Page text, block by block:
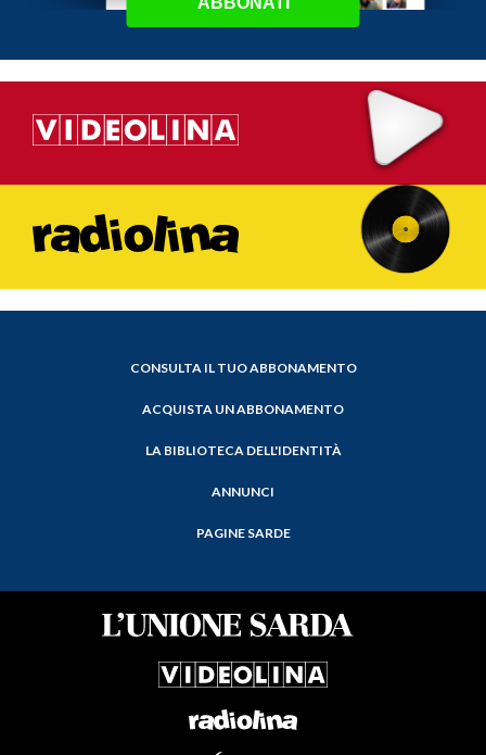
CONSULTA IL TUO ABBONAMENTO
ACQUISTA UN ABBONAMENTO
LA BIBLIOTECA DELL'IDENTITÀ
ANNUNCI
PAGINE SARDE